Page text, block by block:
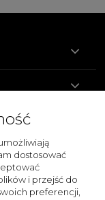
98/204, 00-837
dostosować
i przejść do
preferencji,